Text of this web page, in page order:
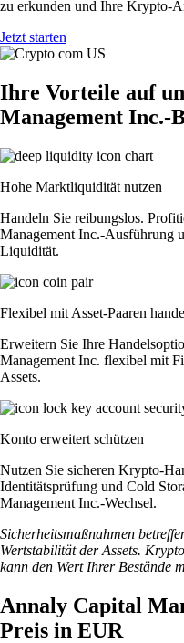
zu erkunden und Ihre Krypto-
Jetzt starten
Ihre Vorteile auf
Management Inc.-
Hohe Marktliquidität nutzen
Handeln Sie reibungslos.
Management Inc.-Ausführung
Liquidität.
Flexibel mit Asset-Paaren
Erweitern Sie Ihre
Management Inc. flexibel mit
Assets.
Konto erweitert schützen
Nutzen Sie sicheren Krypto-
Identitätsprüfung und Cold
Management Inc.-Wechsel.
Sicherheitsmaßnahmen
Wertstabilität der Assets.
kann den Wert Ihrer Bestände
Annaly Capital
Preis in EUR